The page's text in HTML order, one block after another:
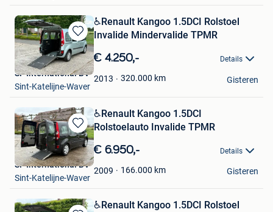
Bewaren
in
Mijn
Favorieten
♿️Renault Kangoo 1.5DCI Rolstoel
Invalide Mindervalide TPMR
€ 4.250,- Details
2013 320.000 km
SF International BV
Sint-Katelijne-Waver
Gisteren
Bewaren
in
Mijn
Favorieten
️️️♿️Renault Kangoo 1.5DCI
Rolstoelauto Invalide TPMR
€ 6.950,- Details
2009 166.000 km
SF International BV
Sint-Katelijne-Waver
Gisteren
️♿️Renault Kangoo 1.5DCI Rolstoel